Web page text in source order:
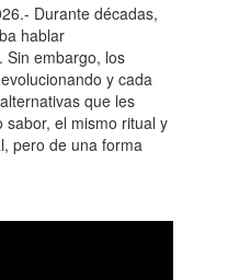
Durante décadas,
hablar
Sin embargo, los
y cada
que les
el mismo ritual y
pero de una forma